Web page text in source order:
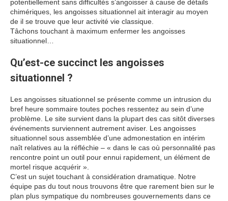
potentiellement sans difficultés s’angoisser à cause de détails
chimériques, les angoisses situationnel ait interagir au moyen
de il se trouve que leur activité vie classique.
Tâchons touchant à maximum enfermer les angoisses
situationnel…
Qu’est-ce succinct les angoisses
situationnel ?
Les angoisses situationnel se présente comme un intrusion du
bref heure sommaire toutes poches ressentez au sein d’une
problème. Le site survient dans la plupart des cas sitôt diverses
événements surviennent autrement aviser. Les angoisses
situationnel sous assemblée d’une admonestation en intérim
naît relatives au la réfléchie – « dans le cas où personnalité pas
rencontre point un outil pour ennui rapidement, un élément de
mortel risque acquérir ».
C’est un sujet touchant à considération dramatique. Notre
équipe pas du tout nous trouvons être que rarement bien sur le
plan plus sympatique du nombreuses gouvernements dans ce